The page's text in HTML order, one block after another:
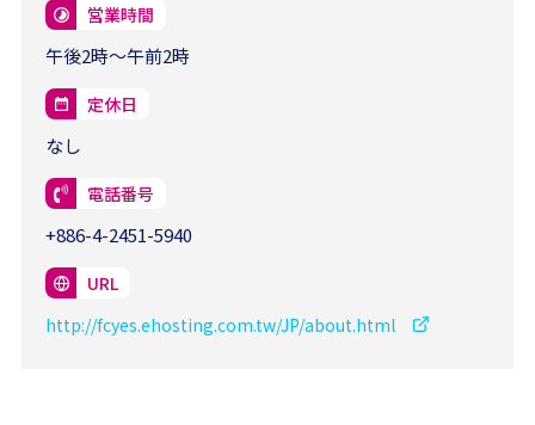
営業時間
午後2時～午前2時
定休日
なし
電話番号
+886-4-2451-5940
URL
http://fcyes.ehosting.com.tw/JP/about.html